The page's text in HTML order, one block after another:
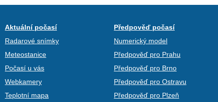
Aktuální počasí
Radarové snímky
Meteostanice
Počasí u vás
Webkamery
Teplotní mapa
Předpověď počasí
Numerický model
Předpověď pro Prahu
Předpověď pro Brno
Předpověď pro Ostravu
Předpověď pro Plzeň